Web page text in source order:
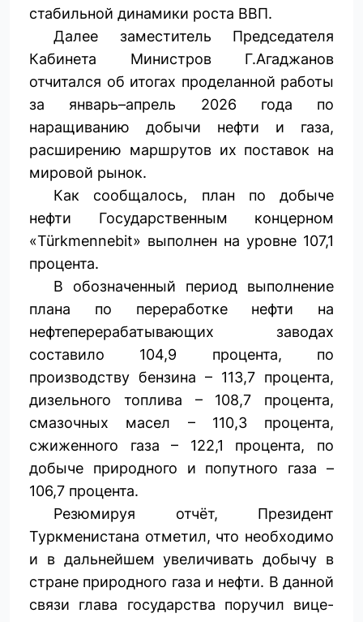
стабильной динамики роста ВВП.
Далее заместитель Председателя
Кабинета Министров Г.Агаджанов
отчитался об итогах проделанной работы
за январь–апрель 2026 года по
наращиванию добычи нефти и газа,
расширению маршрутов их поставок на
мировой рынок.
Как сообщалось, план по добыче
нефти Государственным концерном
«Türkmennebit» выполнен на уровне 107,1
процента.
В обозначенный период выполнение
плана по переработке нефти на
нефтеперерабатывающих заводах
составило 104,9 процента, по
производству бензина – 113,7 процента,
дизельного топлива – 108,7 процента,
смазочных масел – 110,3 процента,
сжиженного газа – 122,1 процента, по
добыче природного и попутного газа –
106,7 процента.
Резюмируя отчёт, Президент
Туркменистана отметил, что необходимо
и в дальнейшем увеличивать добычу в
стране природного газа и нефти. В данной
связи глава государства поручил вице-